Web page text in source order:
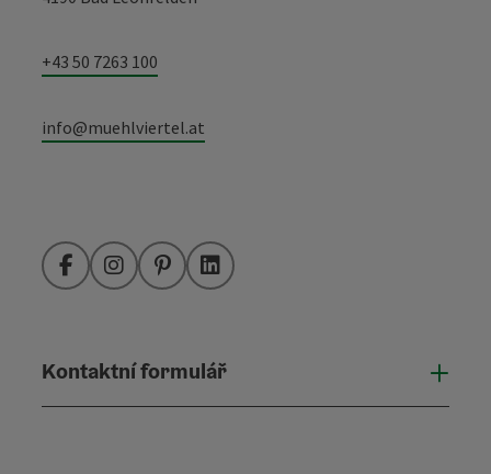
+43 50 7263 100
info@muehlviertel.at
FacebookInstagramPinterestLinkedIn
Kontaktní formulář